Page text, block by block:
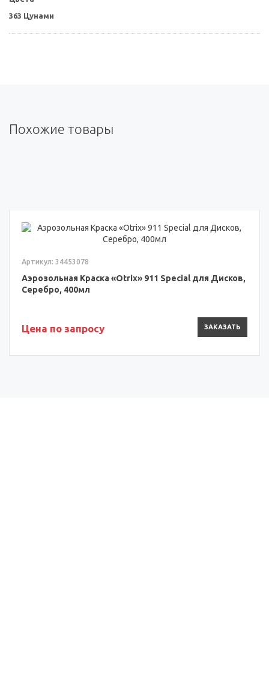
363 Цунами
Похожие товары
Артикул: 34453078
Аэрозольная Краска «Otrix» 911 Special для Дисков,
Серебро, 400мл
Цена по запросу ЗАКАЗАТЬ